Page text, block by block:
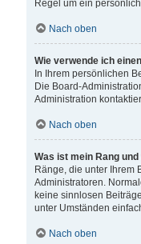
Regel um ein
Nach oben
Wie verwende ich
In Ihrem persönlichen
Die Board-
Administration
Nach oben
Was ist mein Rang
Ränge, die unter Ihrem
Administratoren.
keine sinnlosen
unter Umständen
Nach oben